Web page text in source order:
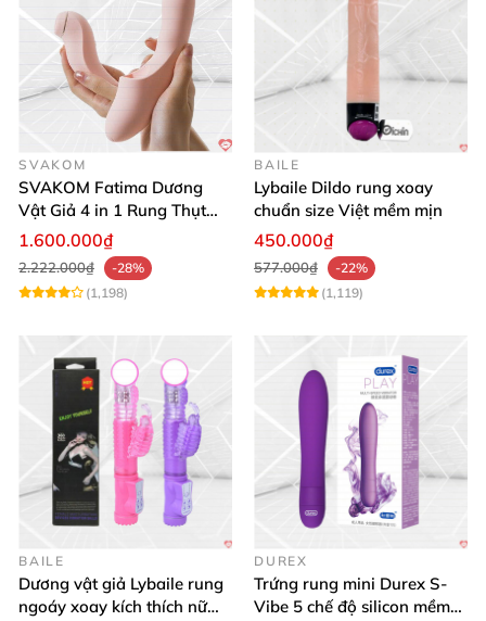
SVAKOM
SVAKOM Fatima Dương
Vật Giả 4 in 1 Rung Thụt
Hút Toả Nhiệt Massage Cho
1.600.000₫
2.222.000₫
-28%
(1,198)
BAILE
Lybaile Dildo rung xoay
chuẩn size Việt mềm mịn
450.000₫
577.000₫
-22%
(1,119)
BAILE
Dương vật giả Lybaile rung
ngoáy xoay kích thích nữ
DUREX
Trứng rung mini Durex S-
Vibe 5 chế độ silicon mềm